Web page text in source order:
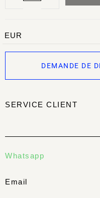
DEMANDE DE
SERVICE CLIENT
Whatsapp
Email